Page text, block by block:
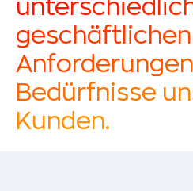
geschäftlichen
Bedürfnisse
Kunden.